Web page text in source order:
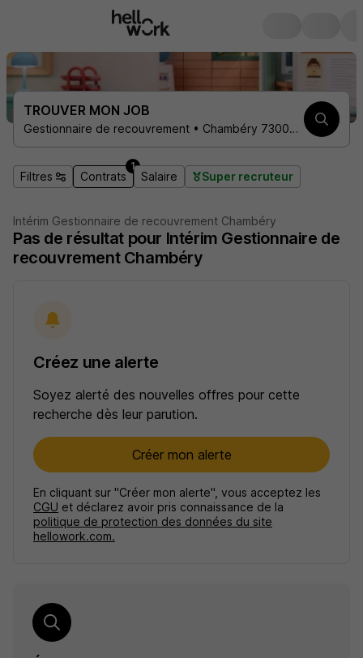
TROUVER MON JOB
Gestionnaire de recouvrement • Chambéry 73000 • 1 contrat
Filtres Contrats
1
Salaire Super recruteur
Intérim Gestionnaire de recouvrement Chambéry
Pas de résultat pour Intérim Gestionnaire de
recouvrement Chambéry
Créez une alerte
Soyez alerté des nouvelles offres pour cette
recherche dès leur parution.
Créer mon alerte
En cliquant sur "Créer mon alerte", vous acceptez les
CGU et déclarez avoir pris connaissance de la
politique de protection des données du site
hellowork.com.